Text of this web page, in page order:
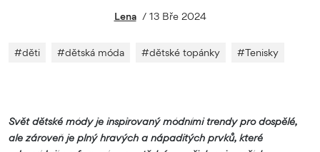
Lena / 13 Bře 2024
#děti #dětská móda #dětské topánky #Tenisky
Svět dětské módy je inspirovaný módními trendy pro dospělé,
ale zároveň je plný hravých a nápaditých prvků, které